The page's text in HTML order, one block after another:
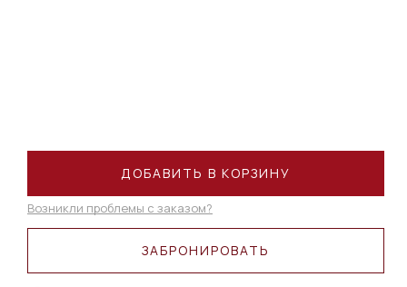
ЗАБРОНИРОВАТЬ
ДОБАВИТЬ В КОРЗИНУ
Возникли проблемы с заказом?